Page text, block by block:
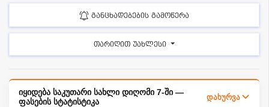
განცხადებების გამოწერა
თარიღით უახლესი
იყიდება საკუთარი სახლი დიღომი 7-ში —
ფასების სტატისტიკა
დახურვა